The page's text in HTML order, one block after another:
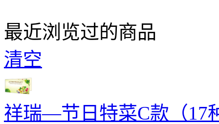
最近浏览过的商品
清空
祥瑞—节日特菜C款（17